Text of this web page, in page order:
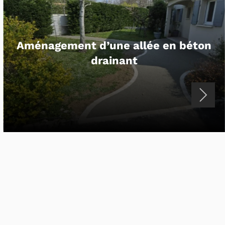
Enrobé à Saint-Pierre-d’Oléron